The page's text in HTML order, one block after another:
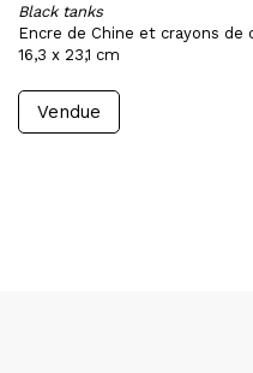
Black tanks
Encre de Chine et crayons de
16,3 x 23,1 cm
Vendue